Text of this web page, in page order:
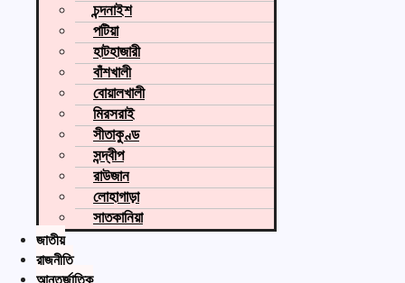
চন্দনাইশ
পটিয়া
হাটহাজারী
বাঁশখালী
বোয়ালখালী
মিরসরাই
সীতাকুণ্ড
সন্দ্বীপ
রাউজান
লোহাগাড়া
সাতকানিয়া
জাতীয়
রাজনীতি
আন্তর্জাতিক